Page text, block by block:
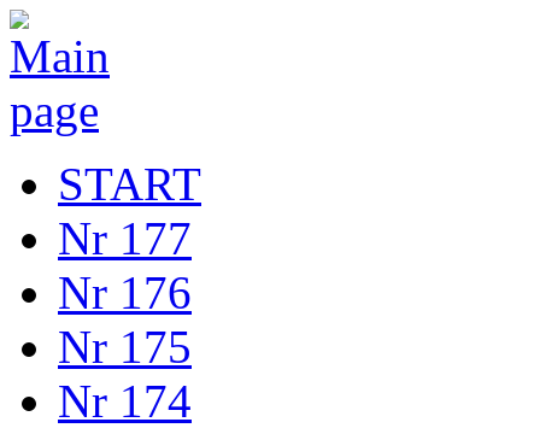
START
Nr 177
Nr 176
Nr 175
Nr 174